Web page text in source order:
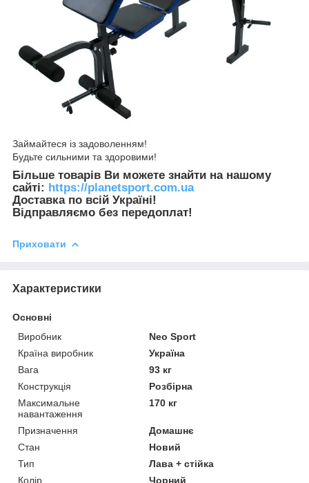
Займайтеся із задоволенням!
Будьте сильними та здоровими!
Більше товарів Ви можете знайти на нашому
сайті: https://planetsport.com.ua
Доставка по всій Україні!
Відправляємо без передоплат!
Приховати
Характеристики
Основні
Виробник
Neo Sport
Країна виробник
Україна
Вага
93 кг
Конструкція
Розбірна
Максимальне
навантаження
170 кг
Призначення
Домашнє
Стан
Новий
Тип
Лава + стійка
Колір
Чорний